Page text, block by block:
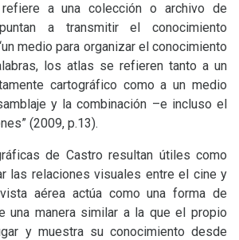
a una colección o archivo de
a transmitir el conocimiento
medio para organizar el conocimiento
los atlas se refieren tanto a un
cartográfico como a un medio
y la combinación –e incluso el
(2009, p.13).
de Castro resultan útiles como
las relaciones visuales entre el cine y
aérea actúa como una forma de
una manera similar a la que el propio
y muestra su conocimiento desde